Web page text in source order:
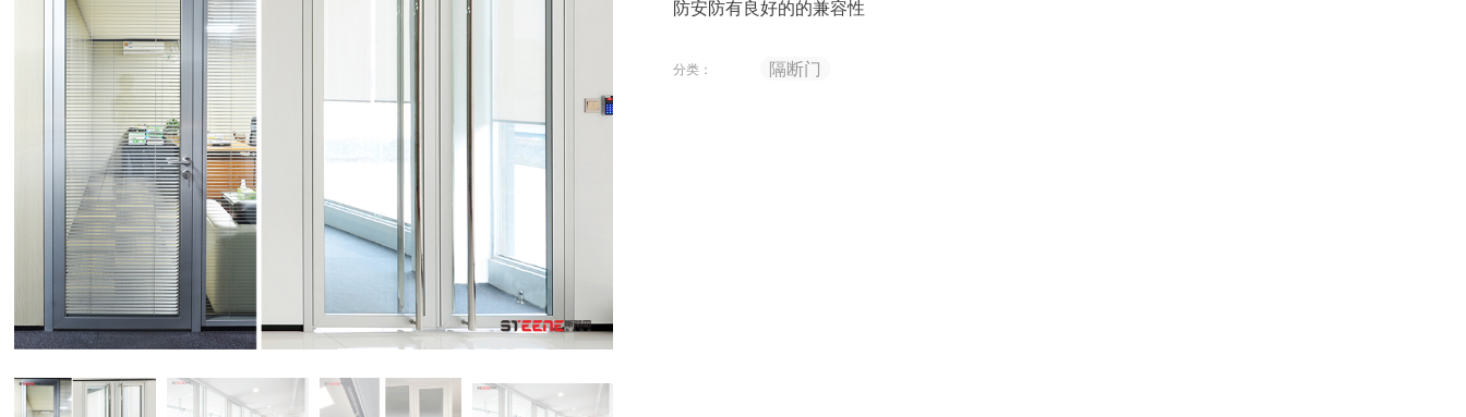
防安防有良好的的兼容性
分类： 隔断门